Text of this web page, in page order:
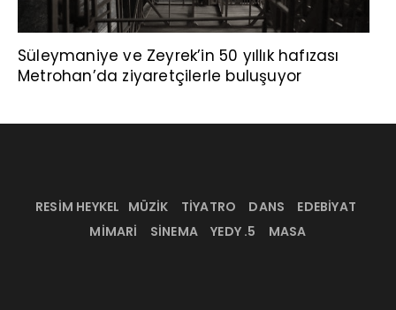
Süleymaniye ve Zeyrek’in 50 yıllık hafızası
Metrohan’da ziyaretçilerle buluşuyor
RESİM HEYKEL MÜZİK TİYATRO DANS
EDEBİYAT
MİMARİ
SİNEMA YEDY .5 MASA